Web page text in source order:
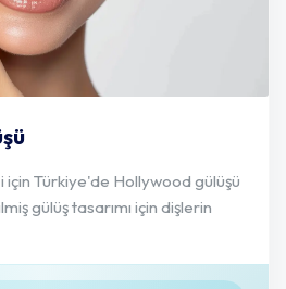
Türkiye'de Hollywood gülüşü
gülüş tasarımı için dişlerin